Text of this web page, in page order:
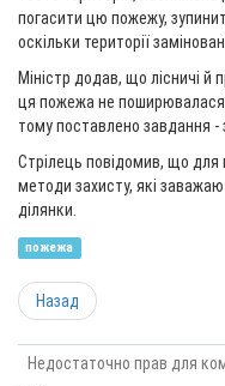
погасити цю пожежу,
оскільки території
Міністр додав, що лісничі
ця пожежа не
тому поставлено завдання -
Стрілець повідомив, що для
методи захисту, які
ділянки.
пожежа
Назад
Недостаточно прав для